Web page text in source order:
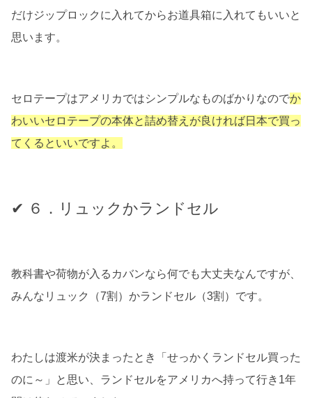
だけジップロックに入れてからお道具箱に入れてもいいと
思います。
セロテープはアメリカではシンプルなものばかりなのでか
わいいセロテープの本体と詰め替えが良ければ日本で買っ
てくるといいですよ。
✔ ６．リュック かランドセル
教科書や荷物が入るカバンなら何でも大丈夫なんですが、
みんなリュック（7割）かランドセル（3割）です。
わたしは渡米が決まったとき「せっかくランドセル買った
のに～」と思い、ランドセルをアメリカへ持って行き1年